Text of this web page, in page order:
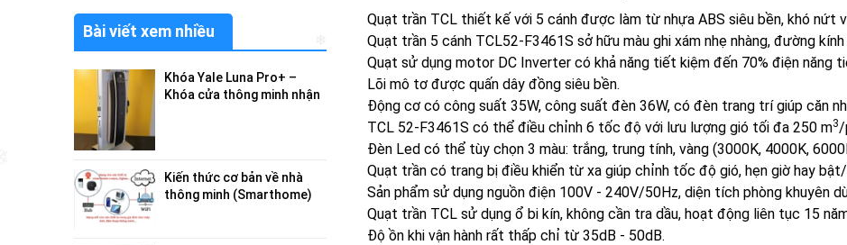
Bài viết xem nhiều
Khóa Yale Luna Pro+ –
Khóa cửa thông minh nhận
Kiến thức cơ bản về nhà
thông minh (Smarthome)
Quạt trần TCL thiết kế với 5 cánh được làm từ nhựa ABS siêu bền, khó nứt
Quạt trần 5 cánh TCL52-F3461S sở hữu màu ghi xám nhẹ nhàng, đường
Quạt sử dụng motor DC Inverter có khả năng tiết kiệm đến 70% điện năng
Lõi mô tơ được quấn dây đồng siêu bền.
Động cơ có công suất 35W, công suất đèn 36W, có đèn trang trí giúp căn
TCL 52-F3461S có thể điều chỉnh 6 tốc độ với lưu lượng gió tối đa 250 m3/
Đèn Led có thể tùy chọn 3 màu: trắng, trung tính, vàng (3000K, 4000K,
Quạt trần có trang bị điều khiển từ xa giúp chỉnh tốc độ gió, hẹn giờ hay
Sản phẩm sử dụng nguồn điện 100V - 240V/50Hz, diện tích phòng khuyên
Quạt trần TCL sử dụng ổ bi kín, không cần tra dầu, hoạt động liên tục 15
Độ ồn khi vận hành rất thấp chỉ từ 35dB - 50dB.